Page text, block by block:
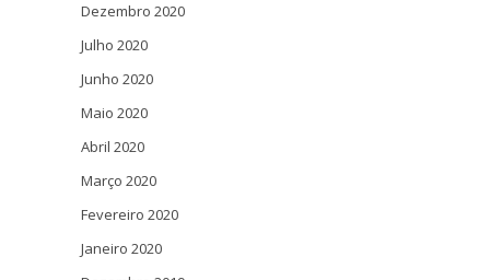
Dezembro 2020
Julho 2020
Junho 2020
Maio 2020
Abril 2020
Março 2020
Fevereiro 2020
Janeiro 2020